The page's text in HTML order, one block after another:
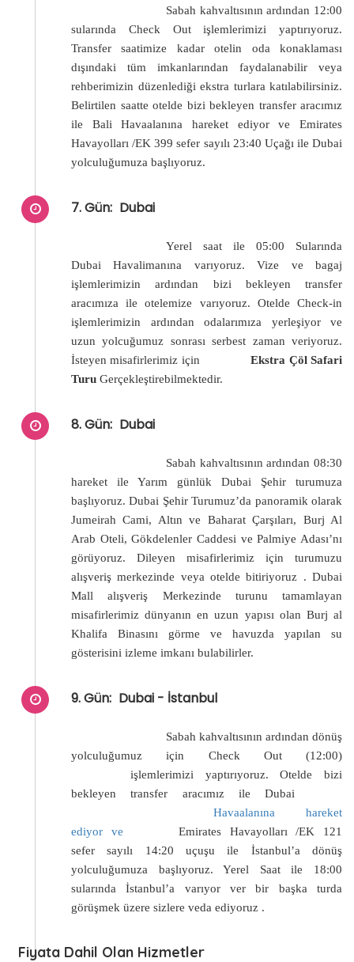
Sabah kahvaltısının ardından 12:00
sularında Check Out işlemlerimizi yaptırıyoruz.
Transfer saatimize kadar otelin oda konaklaması
dışındaki tüm imkanlarından faydalanabilir veya
rehberimizin düzenlediği ekstra turlara katılabilirsiniz.
Belirtilen saatte otelde bizi bekleyen transfer aracımız
ile Bali Havaalanına hareket ediyor ve Emirates
Havayolları /EK 399 sefer sayılı 23:40 Uçağı ile Dubai
yolculuğumuza başlıyoruz.
7. Gün: Dubai
Yerel saat ile 05:00 Sularında
Dubai Havalimanına varıyoruz. Vize ve bagaj
işlemlerimizin ardından bizi bekleyen transfer
aracımıza ile otelemize varıyoruz. Otelde Check-in
işlemlerimizin ardından odalarımıza yerleşiyor ve
uzun yolcuğumuz sonrası serbest zaman veriyoruz.
İsteyen misafirlerimiz için
Ekstra Çöl Safari
Turu Gerçekleştirebilmektedir.
8. Gün: Dubai
Sabah kahvaltısının ardından 08:30
hareket ile Yarım günlük Dubai Şehir turumuza
başlıyoruz. Dubai Şehir Turumuz’da panoramik olarak
Jumeirah Cami, Altın ve Baharat Çarşıları, Burj Al
Arab Oteli, Gökdelenler Caddesi ve Palmiye Adası’nı
görüyoruz. Dileyen misafirlerimiz için turumuzu
alışveriş merkezinde veya otelde bitiriyoruz . Dubai
Mall alışveriş Merkezinde turunu tamamlayan
misafirlerimiz dünyanın en uzun yapısı olan Burj al
Khalifa Binasını görme ve havuzda yapılan su
gösterisini izleme imkanı bulabilirler.
9. Gün: Dubai - İstanbul
Sabah kahvaltısının ardından dönüş
yolculuğumuz için Check Out (12:00)
işlemlerimizi yaptırıyoruz. Otelde bizi
bekleyen transfer aracımız ile Dubai
Havaalanına hareket
ediyor ve
Emirates Havayolları /EK 121
sefer sayılı 14:20 uçuşu ile İstanbul’a dönüş
yolculuğumuza başlıyoruz. Yerel Saat ile 18:00
sularında İstanbul’a varıyor ver bir başka turda
görüşmek üzere sizlere veda ediyoruz .
Fiyata Dahil Olan Hizmetler